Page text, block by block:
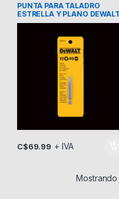
PUNTA PARA TALADRO
ESTRELLA Y PLANO DEWALT
DW2024Z
C$69.99 + IVA